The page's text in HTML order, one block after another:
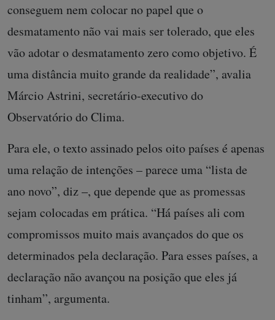
conseguem nem colocar no papel que o
desmatamento não vai mais ser tolerado, que eles
vão adotar o desmatamento zero como objetivo. É
uma distância muito grande da realidade”, avalia
Márcio Astrini, secretário-executivo do
Observatório do Clima.
Para ele, o texto assinado pelos oito países é apenas
uma relação de intenções – parece uma “lista de
ano novo”, diz –, que depende que as promessas
sejam colocadas em prática. “Há países ali com
compromissos muito mais avançados do que os
determinados pela declaração. Para esses países, a
declaração não avançou na posição que eles já
tinham”, argumenta.